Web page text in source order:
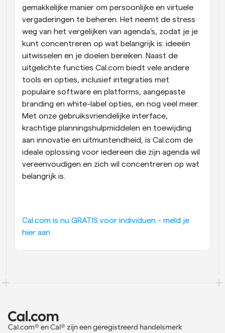
gemakkelijke manier om persoonlijke en virtuele
vergaderingen te beheren. Het neemt de stress
weg van het vergelijken van agenda's, zodat je je
kunt concentreren op wat belangrijk is: ideeën
uitwisselen en je doelen bereiken. Naast de
uitgelichte functies Cal.com biedt vele andere
tools en opties, inclusief integraties met
populaire software en platforms, aangepaste
branding en white-label opties, en nog veel meer.
Met onze gebruiksvriendelijke interface,
krachtige planningshulpmiddelen en toewijding
aan innovatie en uitmuntendheid, is Cal.com de
ideale oplossing voor iedereen die zijn agenda wil
vereenvoudigen en zich wil concentreren op wat
belangrijk is.
Cal.com is nu GRATIS voor individuen - meld je
hier aan
Cal.com® en Cal® zijn een geregistreerd handelsmerk